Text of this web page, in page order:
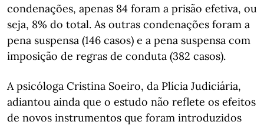
condenações, apenas 84 foram a prisão efetiva, ou
seja, 8% do total. As outras condenações foram a
pena suspensa (146 casos) e a pena suspensa com
imposição de regras de conduta (382 casos).
A psicóloga Cristina Soeiro, da Plícia Judiciária,
adiantou ainda que o estudo não reflete os efeitos
de novos instrumentos que foram introduzidos